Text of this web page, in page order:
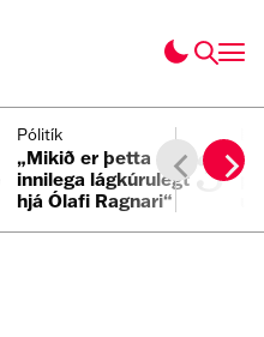
Pólitík
„Mikið er þetta
innilega lágkúrulegt
hjá Ólafi Ragnari“
3